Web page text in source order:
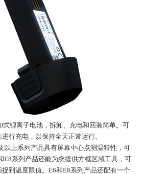
式锂离子电池，拆卸、充电和回装简单。可
行充电，以保持全天正常运行。
以上系列产品具有屏幕中心点测温特性，可
E8系列产品还能为您提供方框区域工具，可
到温度限值。 E6和E8系列产品还配有一个